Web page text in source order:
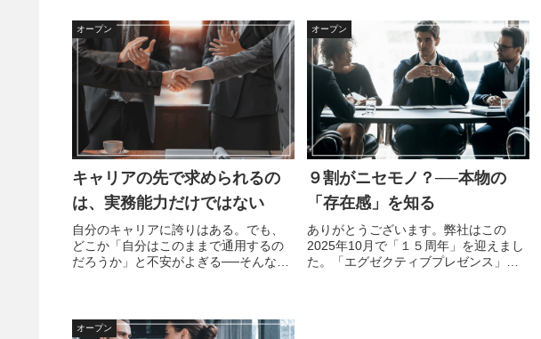
在の「エグゼクティブプレゼンス度」
を診断します。経験も実績もあるの
に、...
か、そして何から始めていいかがわか
らない」これはキャリアの過渡期にあ
る...
オープン
キャリアの先で求められるの
は、実務能力だけではない
自分のキャリアに誇りはある。でも、
どこか「自分はこのままで通用するの
だろうか」と不安がよぎる──そんな感
それ以上に「期待されること」の質が...
オープン
９割がニセモノ？──本物の
「存在感」を知る
ありがとうございます。弊社はこの
2025年10月で「１５周年」を迎えまし
た。「エグゼクティブプレゼンス」の
オープン